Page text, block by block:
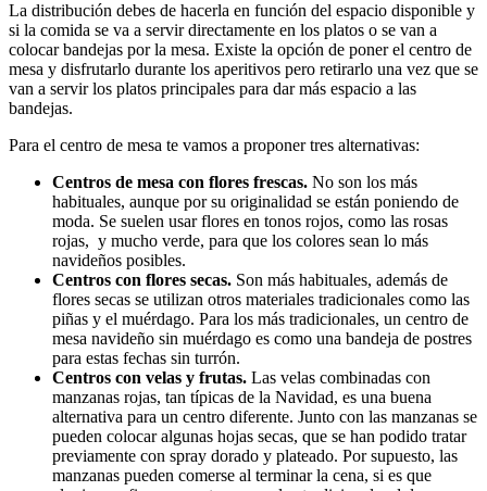
La distribución debes de hacerla en función del espacio disponible y
si la comida se va a servir directamente en los platos o se van a
colocar bandejas por la mesa. Existe la opción de poner el centro de
mesa y disfrutarlo durante los aperitivos pero retirarlo una vez que se
van a servir los platos principales para dar más espacio a las
bandejas.
Para el centro de mesa te vamos a proponer tres alternativas:
Centros de mesa con flores frescas. No son los más
habituales, aunque por su originalidad se están poniendo de
moda. Se suelen usar flores en tonos rojos, como las rosas
rojas, y mucho verde, para que los colores sean lo más
navideños posibles.
Centros con flores secas. Son más habituales, además de
flores secas se utilizan otros materiales tradicionales como las
piñas y el muérdago. Para los más tradicionales, un centro de
mesa navideño sin muérdago es como una bandeja de postres
para estas fechas sin turrón.
Centros con velas y frutas. Las velas combinadas con
manzanas rojas, tan típicas de la Navidad, es una buena
alternativa para un centro diferente. Junto con las manzanas se
pueden colocar algunas hojas secas, que se han podido tratar
previamente con spray dorado y plateado. Por supuesto, las
manzanas pueden comerse al terminar la cena, si es que